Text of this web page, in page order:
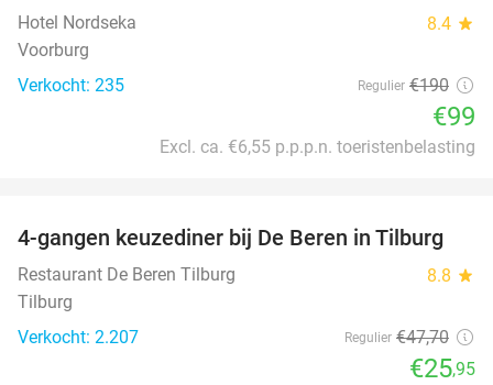
Hotel Nordseka 8.4 star
Voorburg
Verkocht: 235
Regulier €190
€99
Excl. ca. €6,55 p.p.p.n. toeristenbelasting
46%
4-gangen keuzediner bij De Beren in Tilburg
Restaurant De Beren Tilburg 8.8 star
Tilburg
Verkocht: 2.207
Regulier €47,70
€25,95